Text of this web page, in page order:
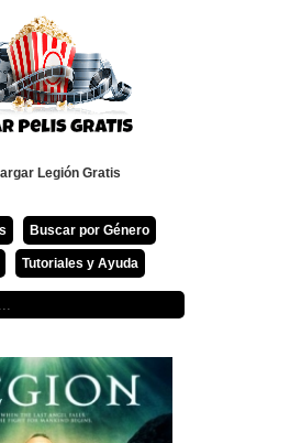
Legión Gratis
Buscar por Género
Tutoriales y Ayuda